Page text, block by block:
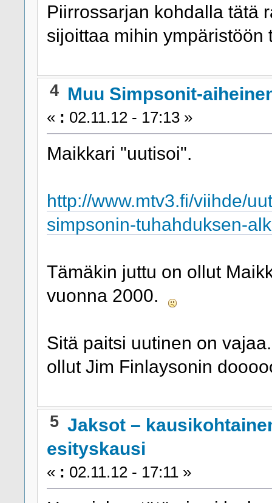
Piirrossarjan kohdalla tätä
sijoittaa mihin ympäristöön
4 Muu Simpsonit-
« : 02.11.12 - 17:13 »
Maikkari "uutisoi".
http://www.mtv3.fi/viihde/
simpsonin-tuhahduksen-
Tämäkin juttu on ollut
vuonna 2000.
Sitä paitsi uutinen on
ollut Jim Finlaysonin
5 Jaksot –
esityskausi
« : 02.11.12 - 17:11 »